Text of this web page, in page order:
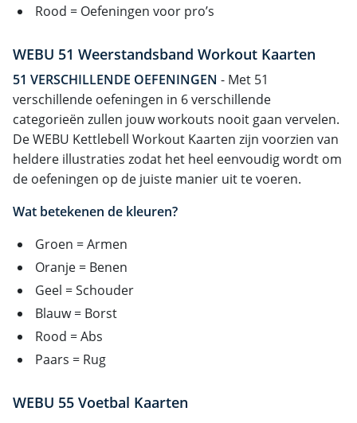
Rood = Oefeningen voor pro’s
WEBU 51 Weerstandsband Workout Kaarten
51 VERSCHILLENDE OEFENINGEN - Met 51
verschillende oefeningen in 6 verschillende
categorieën zullen jouw workouts nooit gaan vervelen.
De WEBU Kettlebell Workout Kaarten zijn voorzien van
heldere illustraties zodat het heel eenvoudig wordt om
de oefeningen op de juiste manier uit te voeren.
Wat betekenen de kleuren?
Groen = Armen
Oranje = Benen
Geel = Schouder
Blauw = Borst
Rood = Abs
Paars = Rug
WEBU 55 Voetbal Kaarten